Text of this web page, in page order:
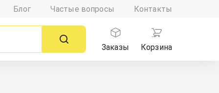
Блог Частые вопросы Контакты
Заказы
Корзина